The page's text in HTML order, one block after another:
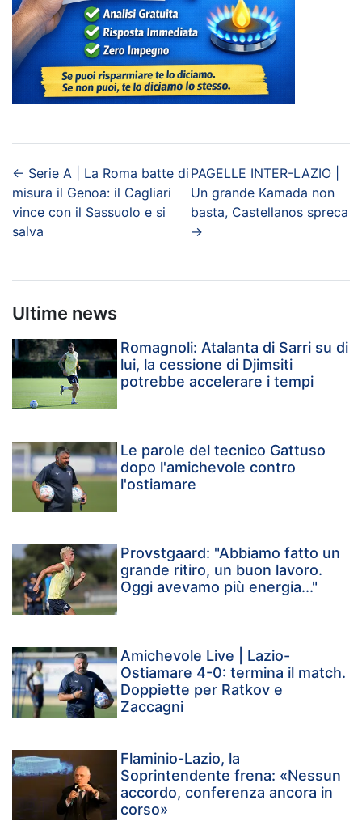
← Serie A | La Roma batte di
misura il Genoa: il Cagliari
vince con il Sassuolo e si
salva
PAGELLE INTER-LAZIO |
Un grande Kamada non
basta, Castellanos spreca
→
Ultime news
Romagnoli: Atalanta di Sarri su di
lui, la cessione di Djimsiti
potrebbe accelerare i tempi
Le parole del tecnico Gattuso
dopo l'amichevole contro
l'ostiamare
Provstgaard: "Abbiamo fatto un
grande ritiro, un buon lavoro.
Oggi avevamo più energia..."
Amichevole Live | Lazio-
Ostiamare 4-0: termina il match.
Doppiette per Ratkov e
Zaccagni
Flaminio-Lazio, la
Soprintendente frena: «Nessun
accordo, conferenza ancora in
corso»